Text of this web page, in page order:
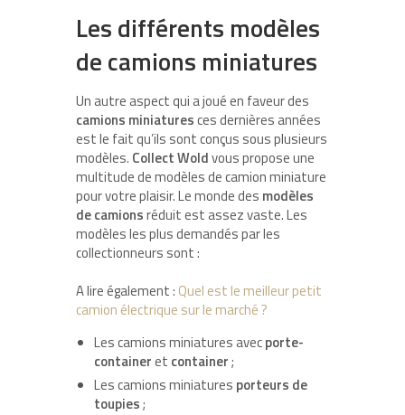
Les différents modèles
de camions miniatures
Un autre aspect qui a joué en faveur des
camions miniaturesces dernières années
est le fait qu’ils sont conçus sous plusieurs
modèles. Collect Woldvous propose une
multitude de modèles de camion miniature
pour votre plaisir. Le monde des modèles
de camionsréduit est assez vaste. Les
modèles les plus demandés par les
collectionneurs sont :
A lire également : Quel est le meilleur petit
camion électrique sur le marché ?
Les camions miniatures avecporte-
containeret container;
Les camions miniatures porteurs de
toupies;